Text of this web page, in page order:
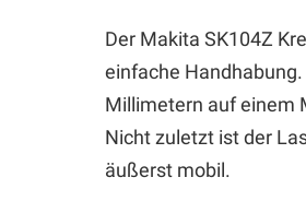
Der Makita SK104Z
einfache
Millimetern auf einem
Nicht zuletzt ist der
äußerst mobil.